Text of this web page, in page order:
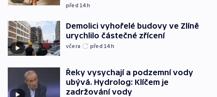
před 14h
Demolici vyhořelé budovy ve Zlíně
urychlilo částečné zřícení
včera před 14h
Řeky vysychají a podzemní vody
ubývá. Hydrolog: Klíčem je
zadržování vody